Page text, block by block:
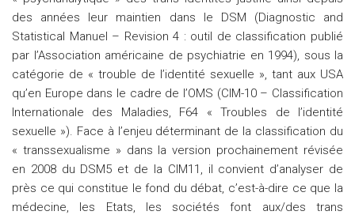
des années leur maintien dans le DSM (Diagnostic and
Statistical Manuel – Revision 4 : outil de classification publié
par l’Association américaine de psychiatrie en 1994), sous la
catégorie de « trouble de l’identité sexuelle », tant aux USA
qu’en Europe dans le cadre de l’OMS (CIM-10 – Classification
Internationale des Maladies, F64 « Troubles de l’identité
sexuelle »). Face à l’enjeu déterminant de la classification du
« transsexualisme » dans la version prochainement révisée
en 2008 du DSM5 et de la CIM11, il convient d’analyser de
près ce qui constitue le fond du débat, c’est-à-dire ce que la
médecine, les Etats, les sociétés font aux/des trans